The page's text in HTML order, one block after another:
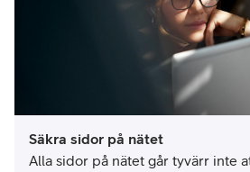
Säkra sidor på nätet
Alla sidor på nätet går tyvärr inte